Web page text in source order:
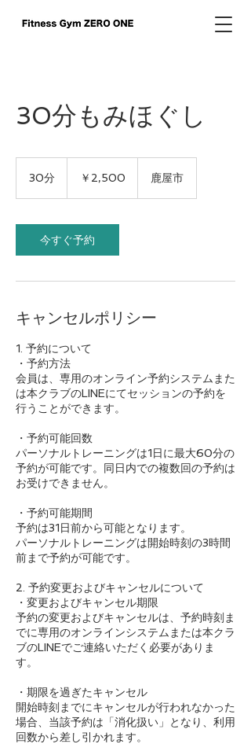
30分もみほぐし
30分 ￥2,500 鹿屋市
今すぐ予約
キャンセルポリシー
1. 予約について
・予約方法
会員は、専用のオンライン予約システムまた
は本クラブのLINEにてセッションの予約を
行うことができます。
・予約可能回数
パーソナルトレーニングは1日に最大60分の
予約が可能です。同日内での複数回の予約は
お受けできません。
・予約可能期間
予約は31日前から可能となります。
パーソナルトレーニングは開始時刻の3時間
前まで予約が可能です。
2. 予約変更およびキャンセルについて
・変更およびキャンセル期限
予約の変更およびキャンセルは、予約時刻ま
でに専用のオンラインシステムまたは本クラ
ブのLINEでご連絡いただく必要がありま
す。
・期限を過ぎたキャンセル
開始時刻までにキャンセルが行われなかった
場合、当該予約は「消化扱い」となり、利用
回数から差し引かれます。